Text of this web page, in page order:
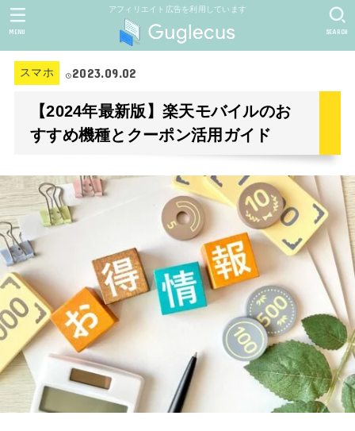
アフィリエイト広告を利用しています
SEARCH
MENU
スマホ 2023.09.02
【2024年最新版】楽天モバイルのお
すすめ機種とクーポン活用ガイド